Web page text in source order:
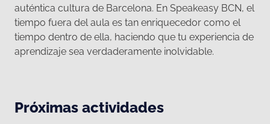
auténtica cultura de Barcelona. En Speakeasy BCN, el
tiempo fuera del aula es tan enriquecedor como el
tiempo dentro de ella, haciendo que tu experiencia de
aprendizaje sea verdaderamente inolvidable.
Próximas actividades